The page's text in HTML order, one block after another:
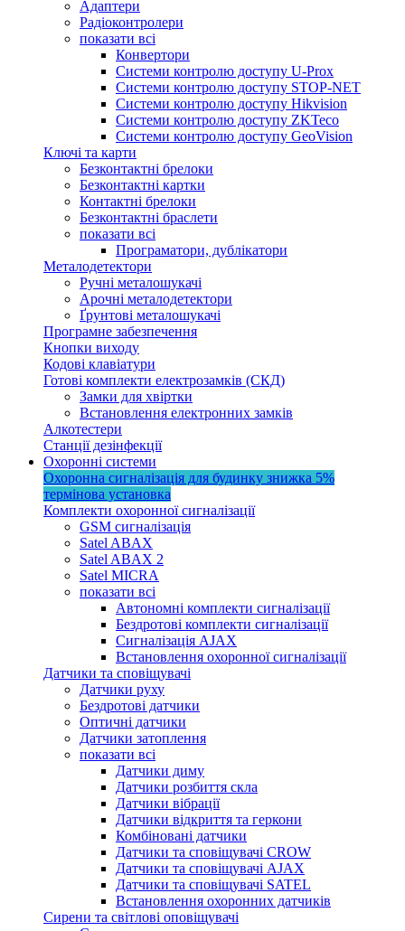
Адаптери
Радіоконтролери
показати всі
Конвертори
Системи контролю доступу U-Prox
Системи контролю доступу STOP-NET
Системи контролю доступу Hikvision
Системи контролю доступу ZKTeco
Системи контролю доступу GeoVision
Ключі та карти
Безконтактні брелоки
Безконтактні картки
Контактні брелоки
Безконтактні браслети
показати всі
Програматори, дублікатори
Металодетектори
Ручні металошукачі
Арочні металодетектори
Ґрунтові металошукачі
Програмне забезпечення
Кнопки виходу
Кодові клавіатури
Готові комплекти електрозамків (СКД)
Замки для хвіртки
Встановлення електронних замків
Алкотестери
Станції дезінфекції
Охоронні системи
Охоронна сигналізація для будинку знижка 5%
термінова установка
Комплекти охоронної сигналізації
GSM сигналізація
Satel ABAX
Satel ABAX 2
Satel MICRA
показати всі
Автономні комплекти сигналізації
Бездротові комплекти сигналізації
Сигналізація AJAX
Встановлення охоронної сигналізації
Датчики та сповіщувачі
Датчики руху
Бездротові датчики
Оптичні датчики
Датчики затоплення
показати всі
Датчики диму
Датчики розбиття скла
Датчики вібрації
Датчики відкриття та геркони
Комбіновані датчики
Датчики та сповіщувачі CROW
Датчики та сповіщувачі AJAX
Датчики та сповіщувачі SATEL
Встановлення охоронних датчиків
Сирени та світлові оповіщувачі